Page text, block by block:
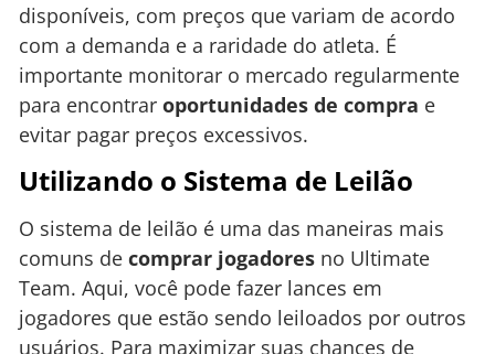
disponíveis, com preços que variam de acordo
com a demanda e a raridade do atleta. É
importante monitorar o mercado regularmente
para encontrar oportunidades de compra e
evitar pagar preços excessivos.
Utilizando o Sistema de Leilão
O sistema de leilão é uma das maneiras mais
comuns de comprar jogadores no Ultimate
Team. Aqui, você pode fazer lances em
jogadores que estão sendo leiloados por outros
usuários. Para maximizar suas chances de